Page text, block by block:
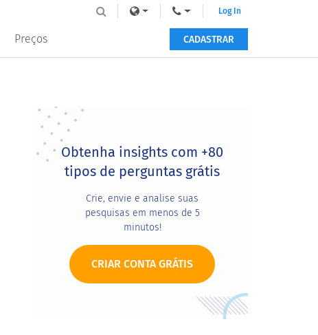
Preços
Log In
CADASTRAR
Primary
Sidebar
Obtenha insights com +80
tipos de perguntas grátis
Crie, envie e analise suas
pesquisas em menos de 5
minutos!
CRIAR CONTA GRÁTIS